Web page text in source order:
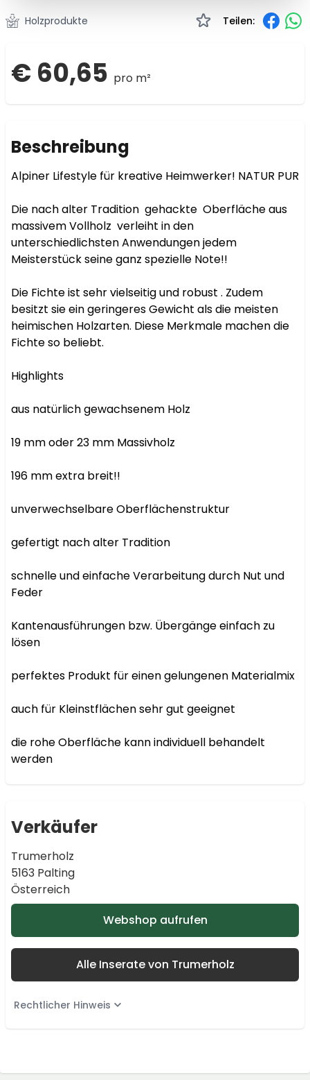
Holzprodukte Teilen:
€ 60,65 pro m²
Beschreibung
Alpiner Lifestyle für kreative Heimwerker! NATUR PUR
Die nach alter Tradition  gehackte  Oberfläche aus
massivem Vollholz  verleiht in den
unterschiedlichsten Anwendungen jedem
Meisterstück seine ganz spezielle Note!!
Die Fichte ist sehr vielseitig und robust . Zudem
besitzt sie ein geringeres Gewicht als die meisten
heimischen Holzarten. Diese Merkmale machen die
Fichte so beliebt.
Highlights
aus natürlich gewachsenem Holz
19 mm oder 23 mm Massivholz
196 mm extra breit!!
unverwechselbare Oberflächenstruktur
gefertigt nach alter Tradition
schnelle und einfache Verarbeitung durch Nut und
Feder
Kantenausführungen bzw. Übergänge einfach zu
lösen
perfektes Produkt für einen gelungenen Materialmix
auch für Kleinstflächen sehr gut geeignet
die rohe Oberfläche kann individuell behandelt
werden
Verkäufer
Trumerholz
5163 Palting
Österreich
Webshop aufrufen
Alle Inserate von Trumerholz
Rechtlicher Hinweis